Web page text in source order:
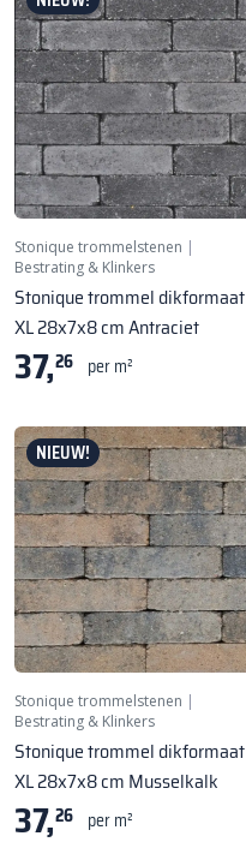
Stonique trommelstenen |
Bestrating & Klinkers
Stonique trommel dikformaat
XL 28x7x8 cm Antraciet
37,26 per m²
NIEUW!
Stonique trommelstenen |
Bestrating & Klinkers
Stonique trommel dikformaat
XL 28x7x8 cm Musselkalk
37,26 per m²